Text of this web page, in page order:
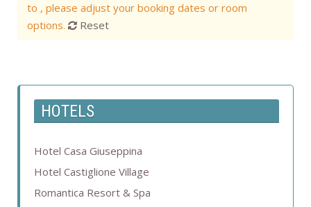
to , please adjust your booking dates or room
options.
Reset
HOTELS
Hotel Casa Giuseppina
Hotel Castiglione Village
Romantica Resort & Spa